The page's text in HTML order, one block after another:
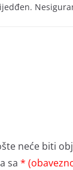
neće biti
sa *